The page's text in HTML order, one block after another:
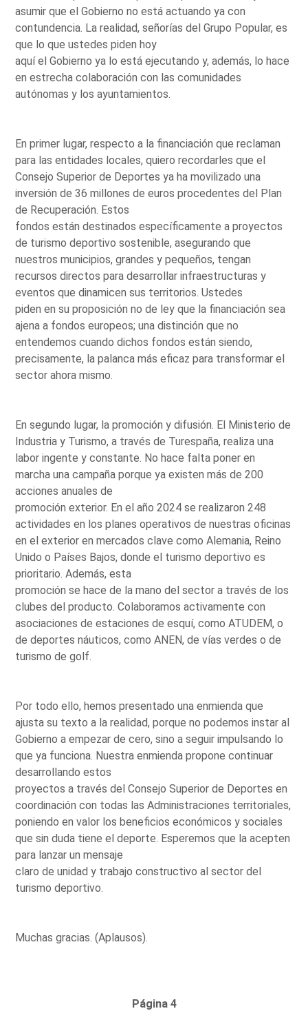
asumir que el Gobierno no está actuando ya con
contundencia. La realidad, señorías del Grupo Popular, es
que lo que ustedes piden hoy
aquí el Gobierno ya lo está ejecutando y, además, lo hace
en estrecha colaboración con las comunidades
autónomas y los ayuntamientos.
En primer lugar, respecto a la financiación que reclaman
para las entidades locales, quiero recordarles que el
Consejo Superior de Deportes ya ha movilizado una
inversión de 36 millones de euros procedentes del Plan
de Recuperación. Estos
fondos están destinados específicamente a proyectos
de turismo deportivo sostenible, asegurando que
nuestros municipios, grandes y pequeños, tengan
recursos directos para desarrollar infraestructuras y
eventos que dinamicen sus territorios. Ustedes
piden en su proposición no de ley que la financiación sea
ajena a fondos europeos; una distinción que no
entendemos cuando dichos fondos están siendo,
precisamente, la palanca más eficaz para transformar el
sector ahora mismo.
En segundo lugar, la promoción y difusión. El Ministerio de
Industria y Turismo, a través de Turespaña, realiza una
labor ingente y constante. No hace falta poner en
marcha una campaña porque ya existen más de 200
acciones anuales de
promoción exterior. En el año 2024 se realizaron 248
actividades en los planes operativos de nuestras oficinas
en el exterior en mercados clave como Alemania, Reino
Unido o Países Bajos, donde el turismo deportivo es
prioritario. Además, esta
promoción se hace de la mano del sector a través de los
clubes del producto. Colaboramos activamente con
asociaciones de estaciones de esquí, como ATUDEM, o
de deportes náuticos, como ANEN, de vías verdes o de
turismo de golf.
Por todo ello, hemos presentado una enmienda que
ajusta su texto a la realidad, porque no podemos instar al
Gobierno a empezar de cero, sino a seguir impulsando lo
que ya funciona. Nuestra enmienda propone continuar
desarrollando estos
proyectos a través del Consejo Superior de Deportes en
coordinación con todas las Administraciones territoriales,
poniendo en valor los beneficios económicos y sociales
que sin duda tiene el deporte. Esperemos que la acepten
para lanzar un mensaje
claro de unidad y trabajo constructivo al sector del
turismo deportivo.
Muchas gracias. (Aplausos).
Página 4